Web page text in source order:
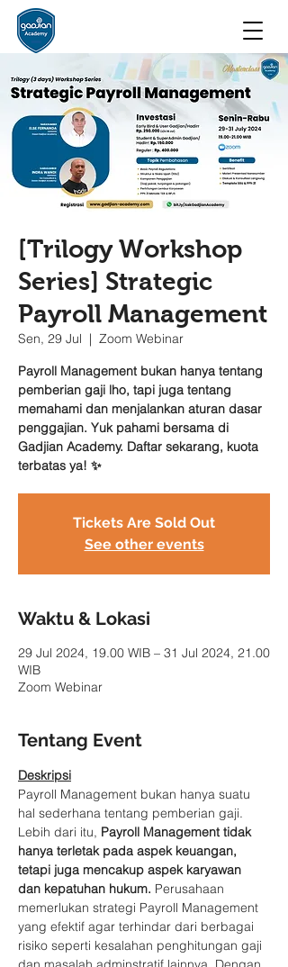
[Trilogy Workshop
Series] Strategic
Payroll Management
Sen, 29 Jul
  |
Zoom Webinar
Payroll Management bukan hanya tentang
pemberian gaji lho, tapi juga tentang
memahami dan menjalankan aturan dasar
penggajian. Yuk pahami bersama di
Gadjian Academy. Daftar sekarang, kuota
terbatas ya! ✨
Tickets Are Sold Out
See other events
Waktu & Lokasi
29 Jul 2024, 19.00 WIB – 31 Jul 2024, 21.00
WIB
Zoom Webinar
Tentang Event
Deskripsi
Payroll Management bukan hanya suatu
hal sederhana tentang pemberian gaji.
Lebih dari itu, Payroll Management tidak
hanya terletak pada aspek keuangan,
tetapi juga mencakup aspek karyawan
dan kepatuhan hukum. Perusahaan
memerlukan strategi Payroll Management
yang efektif agar terhindar dari berbagai
risiko seperti kesalahan penghitungan gaji